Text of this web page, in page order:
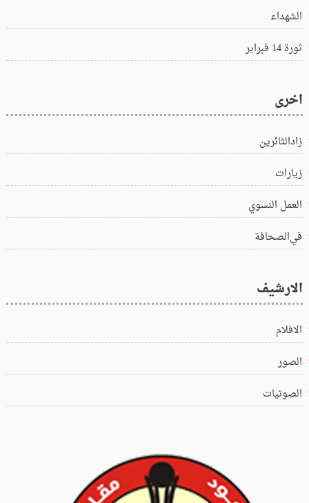
الشهداء
ثورة 14 فبراير
اخرى
زادالثائرين
زيارات
العمل النسوي
في‌الصحافة
الارشيف
الافلام
الصور
الصوتيات